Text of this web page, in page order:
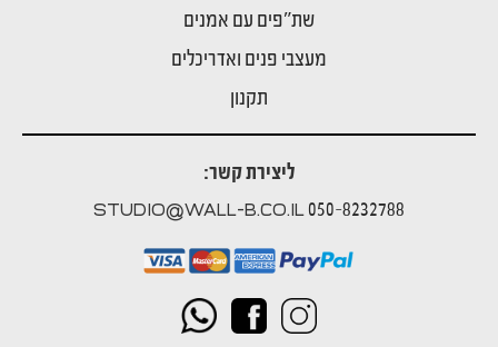
ליצירת קשר:
050-8232788
STUDIO@WALL-B.CO.IL
שת"פים עם אמנים
מעצבי פנים ואדריכלים
תקנון